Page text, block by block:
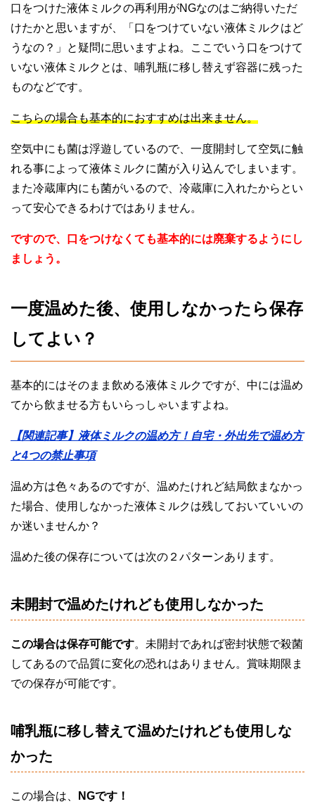
口をつけた液体ミルクの再利用がNGなのはご納得いただ
けたかと思いますが、「口をつけていない液体ミルクはど
うなの？」と疑問に思いますよね。ここでいう口をつけて
いない液体ミルクとは、哺乳瓶に移し替えず容器に残った
ものなどです。
こちらの場合も基本的におすすめは出来ません。
空気中にも菌は浮遊しているので、一度開封して空気に触
れる事によって液体ミルクに菌が入り込んでしまいます。
また冷蔵庫内にも菌がいるので、冷蔵庫に入れたからとい
って安心できるわけではありません。
ですので、口をつけなくても基本的には廃棄するようにし
ましょう。
一度温めた後、使用しなかったら保存
してよい？
基本的にはそのまま飲める液体ミルクですが、中には温め
てから飲ませる方もいらっしゃいますよね。
【関連記事】液体ミルクの温め方！自宅・外出先で温め方
と4つの禁止事項
温め方は色々あるのですが、温めたけれど結局飲まなかっ
た場合、使用しなかった液体ミルクは残しておいていいの
か迷いませんか？
温めた後の保存については次の２パターンあります。
未開封で温めたけれども使用しなかった
この場合は保存可能です。未開封であれば密封状態で殺菌
してあるので品質に変化の恐れはありません。賞味期限ま
での保存が可能です。
哺乳瓶に移し替えて温めたけれども使用しな
かった
この場合は、 NGです！